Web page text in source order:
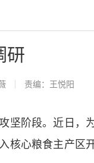
研
责编：王悦阳
阶段。近日，
核心粮食主产区